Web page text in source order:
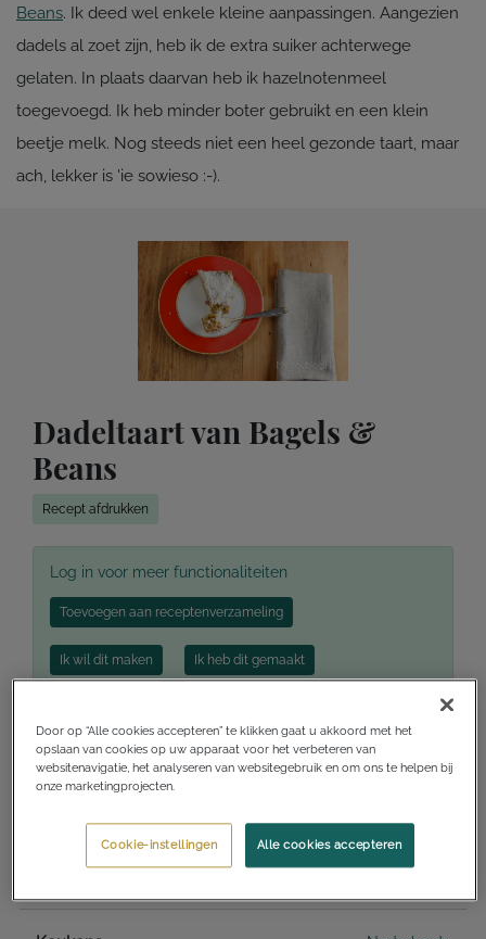
Beans. Ik deed wel enkele kleine aanpassingen. Aangezien
dadels al zoet zijn, heb ik de extra suiker achterwege
gelaten. In plaats daarvan heb ik hazelnotenmeel
toegevoegd. Ik heb minder boter gebruikt en een klein
beetje melk. Nog steeds niet een heel gezonde taart, maar
ach, lekker is 'ie sowieso :-).
Dadeltaart van Bagels &
Beans
Recept afdrukken
Log in voor meer functionaliteiten
Toevoegen aan receptenverzameling
Ik wil dit maken Ik heb dit gemaakt
Voorbereidingstijd 10 minuten
Door op “Alle cookies accepteren” te klikken gaat u akkoord met het
opslaan van cookies op uw apparaat voor het verbeteren van
websitenavigatie, het analyseren van websitegebruik en om ons te helpen bij
onze marketingprojecten.
Alle cookies accepteren
Cookie-instellingen